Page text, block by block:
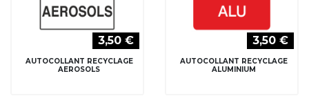
3,50 €
AUTOCOLLANT RECYCLAGE
AEROSOLS
3,50 €
AUTOCOLLANT RECYCLAGE
ALUMINIUM